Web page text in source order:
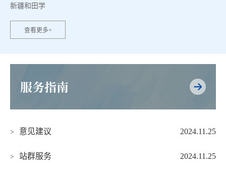
新疆和田学
查看更多+
服务指南
2024.11.25
> 意见建议
2024.11.25
> 站群服务